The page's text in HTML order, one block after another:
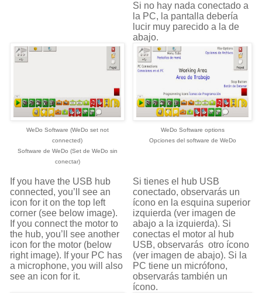
Si no hay nada conectado a
la PC, la pantalla debería
lucir muy parecido a la de
abajo.
WeDo Software (WeDo set not
connected)
Software de WeDo (Set de WeDo sin
conectar)
WeDo Software options
Opciones del software de WeDo
If you have the USB hub
connected, you’ll see an
icon for it on the top left
corner (see below image).
If you connect the motor to
the hub, you’ll see another
icon for the motor (below
right image). If your PC has
a microphone, you will also
see an icon for it.
Si tienes el hub USB
conectado, observarás un
ícono en la esquina superior
izquierda (ver imagen de
abajo a la izquierda). Si
conectas el motor al hub
USB, observarás otro ícono
(ver imagen de abajo). Si la
PC tiene un micrófono,
observarás también un
ícono.